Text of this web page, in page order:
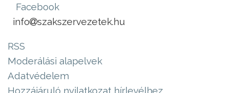
Facebook
info
szakszervezetek.hu
RSS
Moderálási alapelvek
Adatvédelem
Hozzájáruló nyilatkozat hírlevélhez